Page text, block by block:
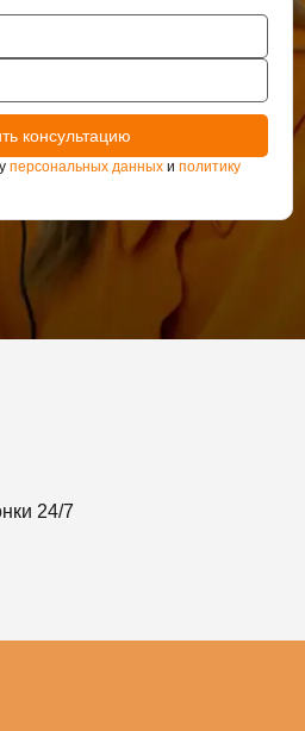
персональных данных и политику
24/7